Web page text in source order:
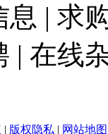
息 | 求
| 在线
| 版权隐私 | 网站地图